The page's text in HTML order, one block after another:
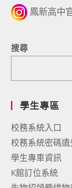
鳳新高中
搜尋
學生專區
校務系統入口
校務系統密碼
學生專車資訊
K館訂位系統